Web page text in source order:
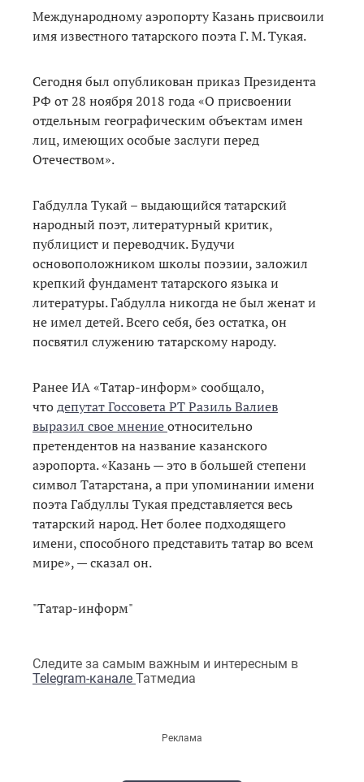
Международному аэропорту Казань присвоили
имя известного татарского поэта Г. М. Тукая.
Сегодня был опубликован приказ Президента
РФ от 28 ноября 2018 года «О присвоении
отдельным географическим объектам имен
лиц, имеющих особые заслуги перед
Отечеством».
Габдулла Тукай – выдающийся татарский
народный поэт, литературный критик,
публицист и переводчик. Будучи
основоположником школы поэзии, заложил
крепкий фундамент татарского языка и
литературы. Габдулла никогда не был женат и
не имел детей. Всего себя, без остатка, он
посвятил служению татарскому народу.
Ранее ИА «Татар-информ» сообщало,
чтодепутат Госсовета РТ Разиль Валиев
выразил свое мнениеотносительно
претендентов на название казанского
аэропорта. «Казань — это в большей степени
символ Татарстана, а при упоминании имени
поэта Габдуллы Тукая представляется весь
татарский народ. Нет более подходящего
имени, способного представить татар во всем
мире», — сказал он.
"Татар-информ"
Следите за самым важным и интересным в
Telegram-канале Татмедиа
Реклама